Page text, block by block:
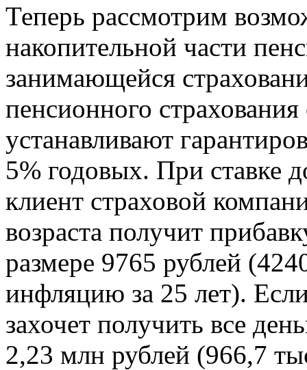
Теперь рассмотрим
накопительной части
занимающейся
пенсионного
устанавливают
5% годовых. При ставке
клиент страховой
возраста получит
размере 9765 рублей
инфляцию за 25 лет).
захочет получить все
2,23 млн рублей (966,7